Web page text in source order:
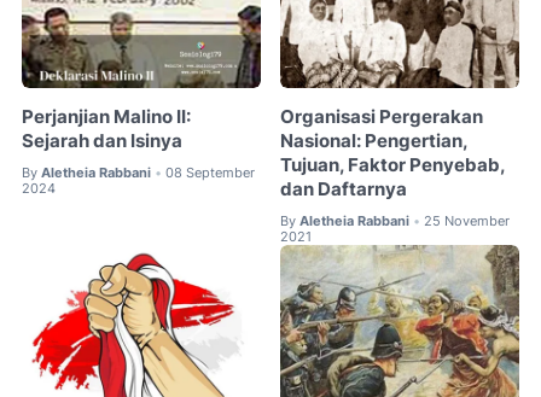
Perjanjian Malino II:
Sejarah dan Isinya
By Aletheia Rabbani • 08 September
2024
Organisasi Pergerakan
Nasional: Pengertian,
Tujuan, Faktor Penyebab,
dan Daftarnya
By Aletheia Rabbani • 25 November
2021